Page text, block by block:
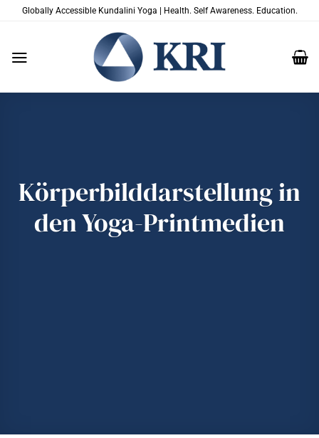
ZumGlobally Accessible Kundalini Yoga | Health. Self Awareness. Education.
Körperbilddarstellung in
den Yoga-Printmedien